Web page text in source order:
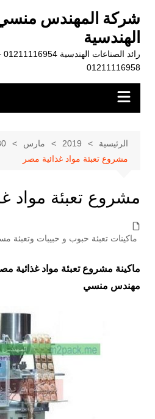
المحتوى
شركة المهندس
الهندسية
01211116958
الرئيسية 2019 مارس
مشروع تعبئة مواد غذائية مصر
مشروع تعبئة مواد
ماكينات تعبئة حبوب و حبيبات وتعبئة
ماكينة مشروع تعبئة مواد غذائية مصر
مهندس منسي